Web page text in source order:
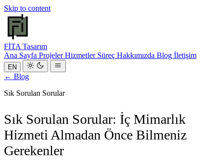
Skip to content
FİTA Tasarım
Ana Sayfa ProjelerHizmetler Süreç Hakkımızda Blog İletişim
EN
← Blog
Sık Sorulan Sorular
Sık Sorulan Sorular: İç Mimarlık
Hizmeti Almadan Önce Bilmeniz
Gerekenler